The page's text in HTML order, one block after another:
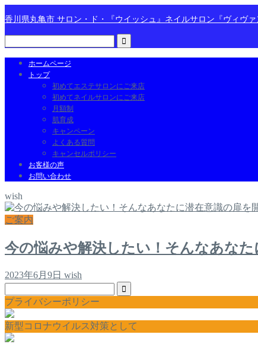
香川県丸亀市 サロン・ド・『ウイッシュ』ネイルサロン『ヴィヴ
ホームページ
トップ
初めてエステサロンにご来店
初めてネイルサロンにご来店
月額制
肌育成
キャンペーン
よくある質問
キャンセルポリシー
お客様の声
お問い合わせ
wish
ご案内
今の悩みや解決したい！そんなあなた
2023年6月9日 wish
プライバシーポリシー
新型コロナウイルス対策として